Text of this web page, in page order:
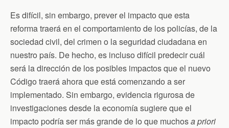
Es difícil, sin embargo, prever el impacto que esta
reforma traerá en el comportamiento de los policías, de la
sociedad civil, del crimen o la seguridad ciudadana en
nuestro país. De hecho, es incluso difícil predecir cuál
será la dirección de los posibles impactos que el nuevo
Código traerá ahora que está comenzando a ser
implementado. Sin embargo, evidencia rigurosa de
investigaciones desde la economía sugiere que el
impacto podría ser más grande de lo que muchosa priori